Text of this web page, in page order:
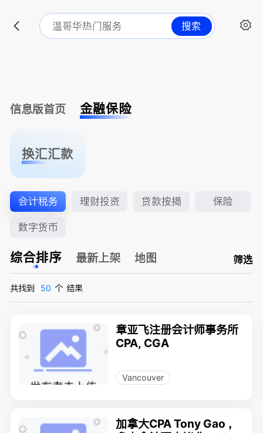
搜索
信息版首页 金融保险
换汇汇款
会计税务 理财投资 贷款按揭 保险
数字货币
综合排序 最新上架 地图 筛选
共找到 50 个 结果
章亚飞注册会计师事务所
CPA, CGA
Vancouver
加拿大CPA Tony Gao ，